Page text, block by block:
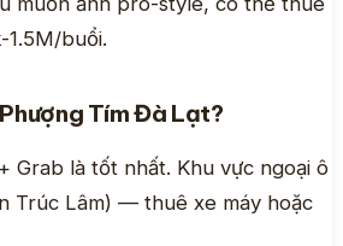
buổi.
Tím Đà Lạt?
Grab là tốt nhất. Khu vực ngoại ô
Trúc Lâm) — thuê xe máy hoặc